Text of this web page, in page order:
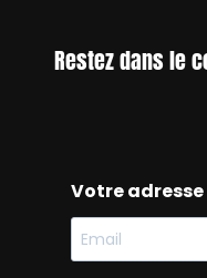
Restez dans le
Votre